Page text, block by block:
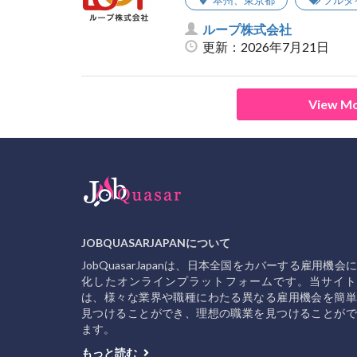
ループ株式会社
更新：2026年7月21日
View
JOBQUASARJAPANについて
JobQuasarJapanは、日本全国をカバーする雇用機会
化したオンラインプラットフォームです。当サイ
は、様々な業界や職種にわたる異なる雇用機会を簡
見つけることができ、理想の職業を見つけることが
ます。
もっと読む